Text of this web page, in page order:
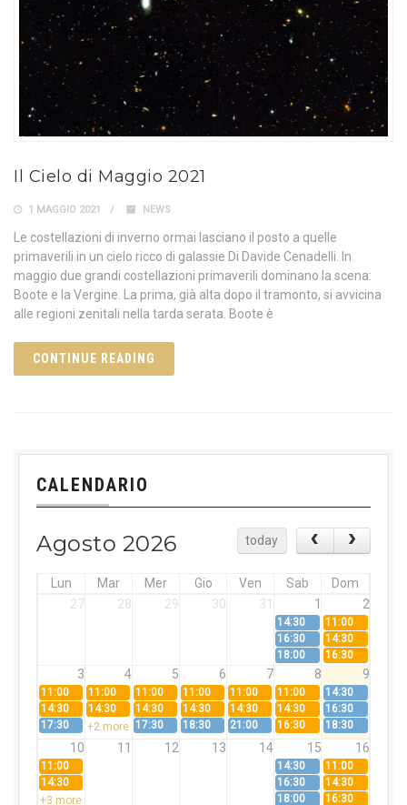
Il Cielo di Maggio 2021
1 MAGGIO 2021 NEWS
Le costellazioni di inverno ormai lasciano il posto a quelle
primaverili in un cielo ricco di galassie Di Davide Cenadelli. In
maggio due grandi costellazioni primaverili dominano la scena:
Boote e la Vergine. La prima, già alta dopo il tramonto, si avvicina
alle regioni zenitali nella tarda serata. Boote è
CONTINUE READING
CALENDARIO
Agosto 2026 today
Lun Mar Mer Gio Ven Sab
Dom
27
28 29 30 31 1 2
14:30
11:00
16:30
14:30
18:00
16:30
3 4 5 6 7 8 9
11:00 11:00 11:00 11:00 11:00 11:00
14:30
14:30
14:30 14:30 14:30 14:30 14:30
16:30
17:30
+2 more 17:30 18:30 21:00 16:30 18:30
10 11 12 13 14 15 16
11:00 14:30
11:00
14:30
16:30
14:30
+3 more
18:00 16:30